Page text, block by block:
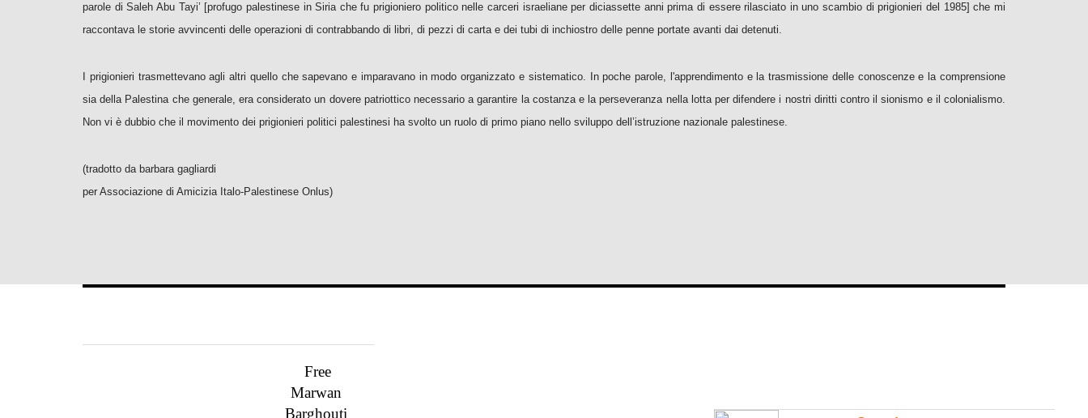
parole di Saleh Abu Tayi’ [profugo palestinese in Siria che fu prigioniero politico nelle carceri israeliane per diciassette anni prima di essere rilasciato in uno scambio di prigionieri del 1985] che mi
raccontava le storie avvincenti delle operazioni di contrabbando di libri, di pezzi di carta e dei tubi di inchiostro delle penne portate avanti dai detenuti.
I prigionieri trasmettevano agli altri quello che sapevano e imparavano in modo organizzato e sistematico. In poche parole, l'apprendimento e la trasmissione delle conoscenze e la comprensione
sia della Palestina che generale, era considerato un dovere patriottico necessario a garantire la costanza e la perseveranza nella lotta per difendere i nostri diritti contro il sionismo e il colonialismo.
Non vi è dubbio che il movimento dei prigionieri politici palestinesi ha svolto un ruolo di primo piano nello sviluppo dell’istruzione nazionale palestinese.
(tradotto da barbara gagliardi
per Associazione di Amicizia Italo-Palestinese Onlus)
Free
Marwan
Barghouti